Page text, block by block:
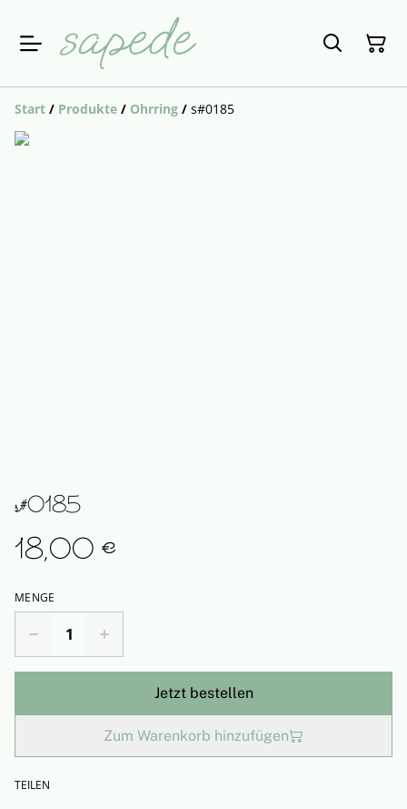
Start / Produkte / Ohrring / s#0185
s#0185
18,00 €
MENGE
Jetzt bestellen
Zum Warenkorb hinzufügen
TEILEN